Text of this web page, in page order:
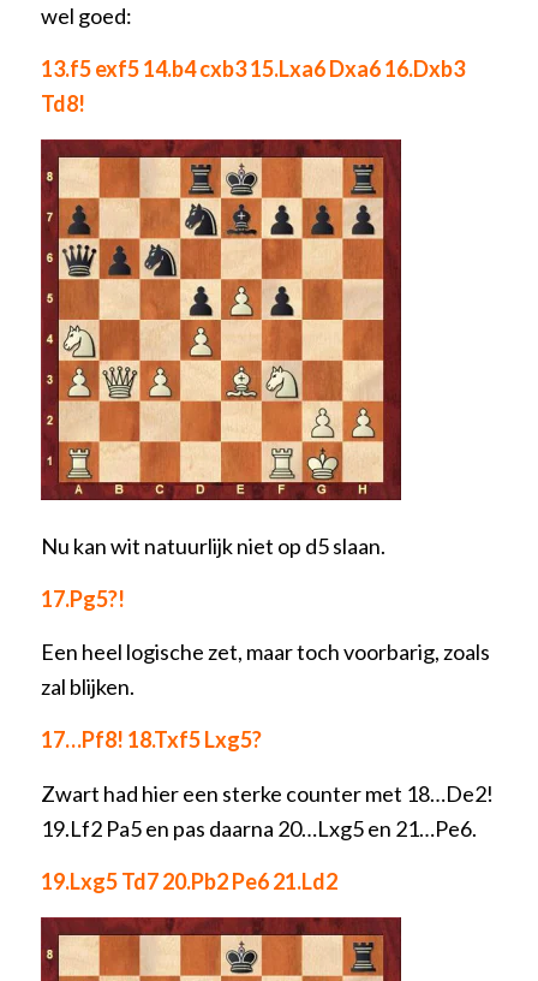
wel goed:
13.f5 exf5 14.b4 cxb3 15.Lxa6 Dxa6 16.Dxb3
Td8!
Nu kan wit natuurlijk niet op d5 slaan.
17.Pg5?!
Een heel logische zet, maar toch voorbarig, zoals
zal blijken.
17…Pf8! 18.Txf5 Lxg5?
Zwart had hier een sterke counter met 18…De2!
19.Lf2 Pa5 en pas daarna 20…Lxg5 en 21…Pe6.
19.Lxg5 Td7 20.Pb2 Pe6 21.Ld2